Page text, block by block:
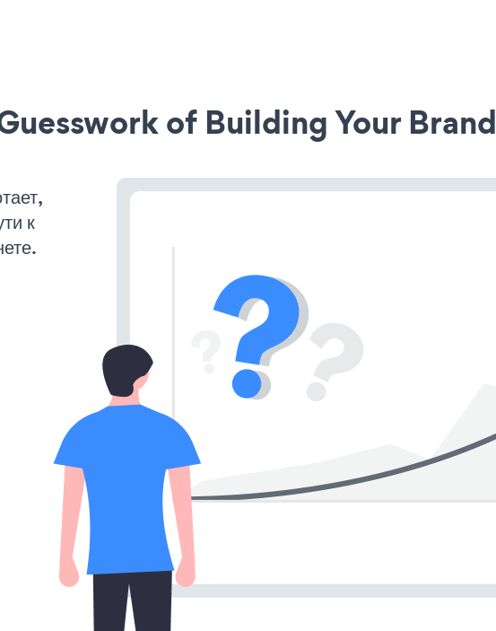
of Building Your Brand
к